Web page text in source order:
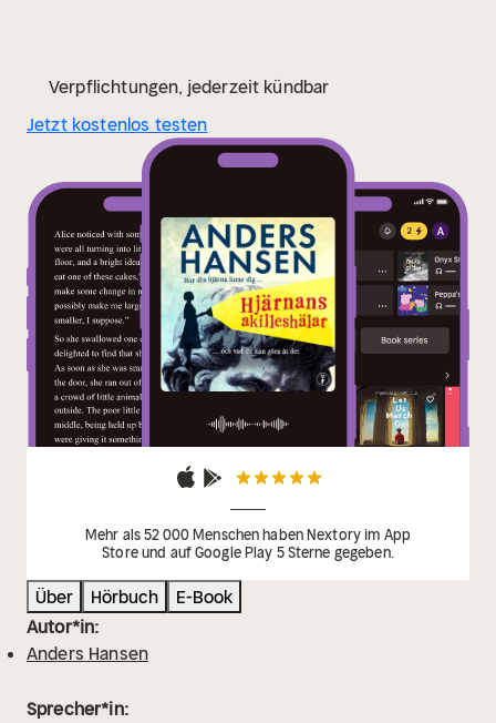
när han påminner om länken mellan äckel och
Verpflichtungen, jederzeit kündbar
Jetzt kostenlos testen
Mehr als 52 000 Menschen haben Nextory im App
Store und auf Google Play 5 Sterne gegeben.
Über Hörbuch
E-Book
Autor*in:
Anders Hansen
Sprecher*in: